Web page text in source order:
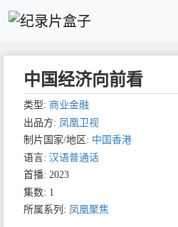
中国经济向前看
类型: 商业金融
出品方: 凤凰卫视
制片国家/地区: 中国香港
语言: 汉语普通话
首播: 2023
集数: 1
所属系列: 凤凰聚焦